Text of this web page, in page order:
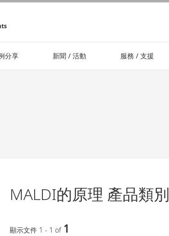
分享 新聞 / 活動 服務 / 支援
MALDI的原理 產品類別
顯示文件 1 - 1 of 1